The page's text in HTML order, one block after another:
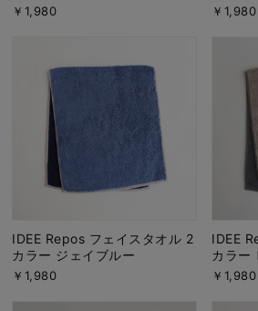
￥1,980 ￥1,980
IDEE Repos フェイスタオル 2
カラー ジェイブルー
￥1,980
IDEE
カラー
￥1,980